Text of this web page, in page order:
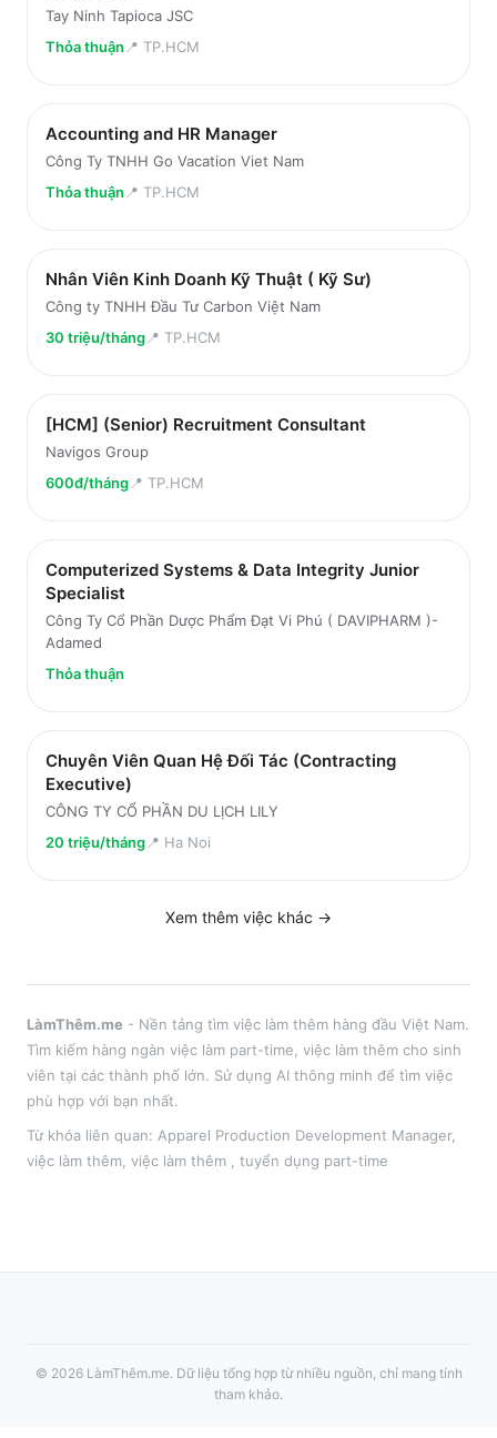
Tay Ninh Tapioca JSC
Thỏa thuận 📍 TP.HCM
Accounting and HR Manager
Công Ty TNHH Go Vacation Viet Nam
Thỏa thuận 📍 TP.HCM
Nhân Viên Kinh Doanh Kỹ Thuật ( Kỹ Sư)
Công ty TNHH Đầu Tư Carbon Việt Nam
30 triệu/tháng📍 TP.HCM
[HCM] (Senior) Recruitment Consultant
Navigos Group
600đ/tháng📍 TP.HCM
Computerized Systems & Data Integrity Junior
Specialist
Công Ty Cổ Phần Dược Phẩm Đạt Vi Phú ( DAVIPHARM )-
Adamed
Thỏa thuận
Chuyên Viên Quan Hệ Đối Tác (Contracting
Executive)
CÔNG TY CỔ PHẦN DU LỊCH LILY
20 triệu/tháng📍 Ha Noi
Xem thêm việc khác →
LàmThêm.me - Nền tảng tìm việc làm thêm hàng đầu Việt Nam.
Tìm kiếm hàng ngàn việc làm part-time, việc làm thêm cho sinh
viên tại các thành phố lớn. Sử dụng AI thông minh để tìm việc
phù hợp với bạn nhất.
Từ khóa liên quan: Apparel Production Development Manager,
việc làm thêm , việc làm thêm , tuyển dụng part-time
© 2026 LàmThêm.me. Dữ liệu tổng hợp từ nhiều nguồn, chỉ mang tính
tham khảo.